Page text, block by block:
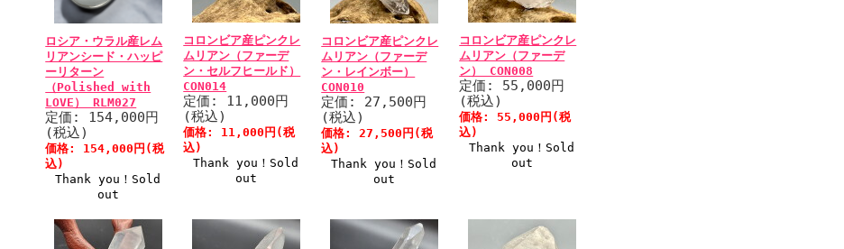
ロシア・ウラル産レム
リアンシード・ハッピ
ーリターン
（Polished with
LOVE） RLM027
定価: 154,000円
(税込)
価格: 154,000円(税
込)
Thank you！Sold
out
コロンビア産ピンクレ
ムリアン（ファーデ
ン・セルフヒールド）
CON014
定価: 11,000円
(税込)
価格: 11,000円(税
込)
Thank you！Sold
out
コロンビア産ピンクレ
ムリアン（ファーデ
ン・レインボー）
CON010
定価: 27,500円
(税込)
価格: 27,500円(税
込)
Thank you！Sold
out
コロンビア産ピンクレ
ムリアン（ファーデ
ン） CON008
定価: 55,000円
(税込)
価格: 55,000円(税
込)
Thank you！Sold
out